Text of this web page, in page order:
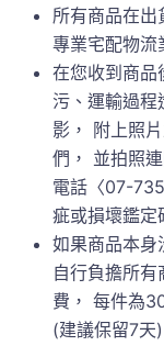
所有商品在出
專業宅配物流
在您收到商品
污、運輸過
影， 附上照
們， 並拍照
電話〈07-
疵或損壞鑑定
如果商品本身
自行負擔所
費， 每件為
(建議保留7天